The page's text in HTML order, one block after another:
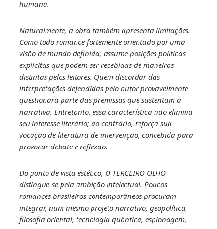
humana.
Naturalmente, a obra também apresenta limitações.
Como todo romance fortemente orientado por uma
visão de mundo definida, assume posições políticas
explícitas que podem ser recebidas de maneiras
distintas pelos leitores. Quem discordar das
interpretações defendidas pelo autor provavelmente
questionará parte das premissas que sustentam a
narrativa. Entretanto, essa característica não elimina
seu interesse literário; ao contrário, reforça sua
vocação de literatura de intervenção, concebida para
provocar debate e reflexão.
Do ponto de vista estético, O TERCEIRO OLHO
distingue-se pela ambição intelectual. Poucos
romances brasileiros contemporâneos procuram
integrar, num mesmo projeto narrativo, geopolítica,
filosofia oriental, tecnologia quântica, espionagem,